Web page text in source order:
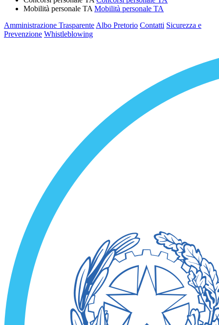
Mobilità personale TA Mobilità personale TA
Amministrazione Trasparente Albo Pretorio Contatti Sicurezza e
Prevenzione Whistleblowing